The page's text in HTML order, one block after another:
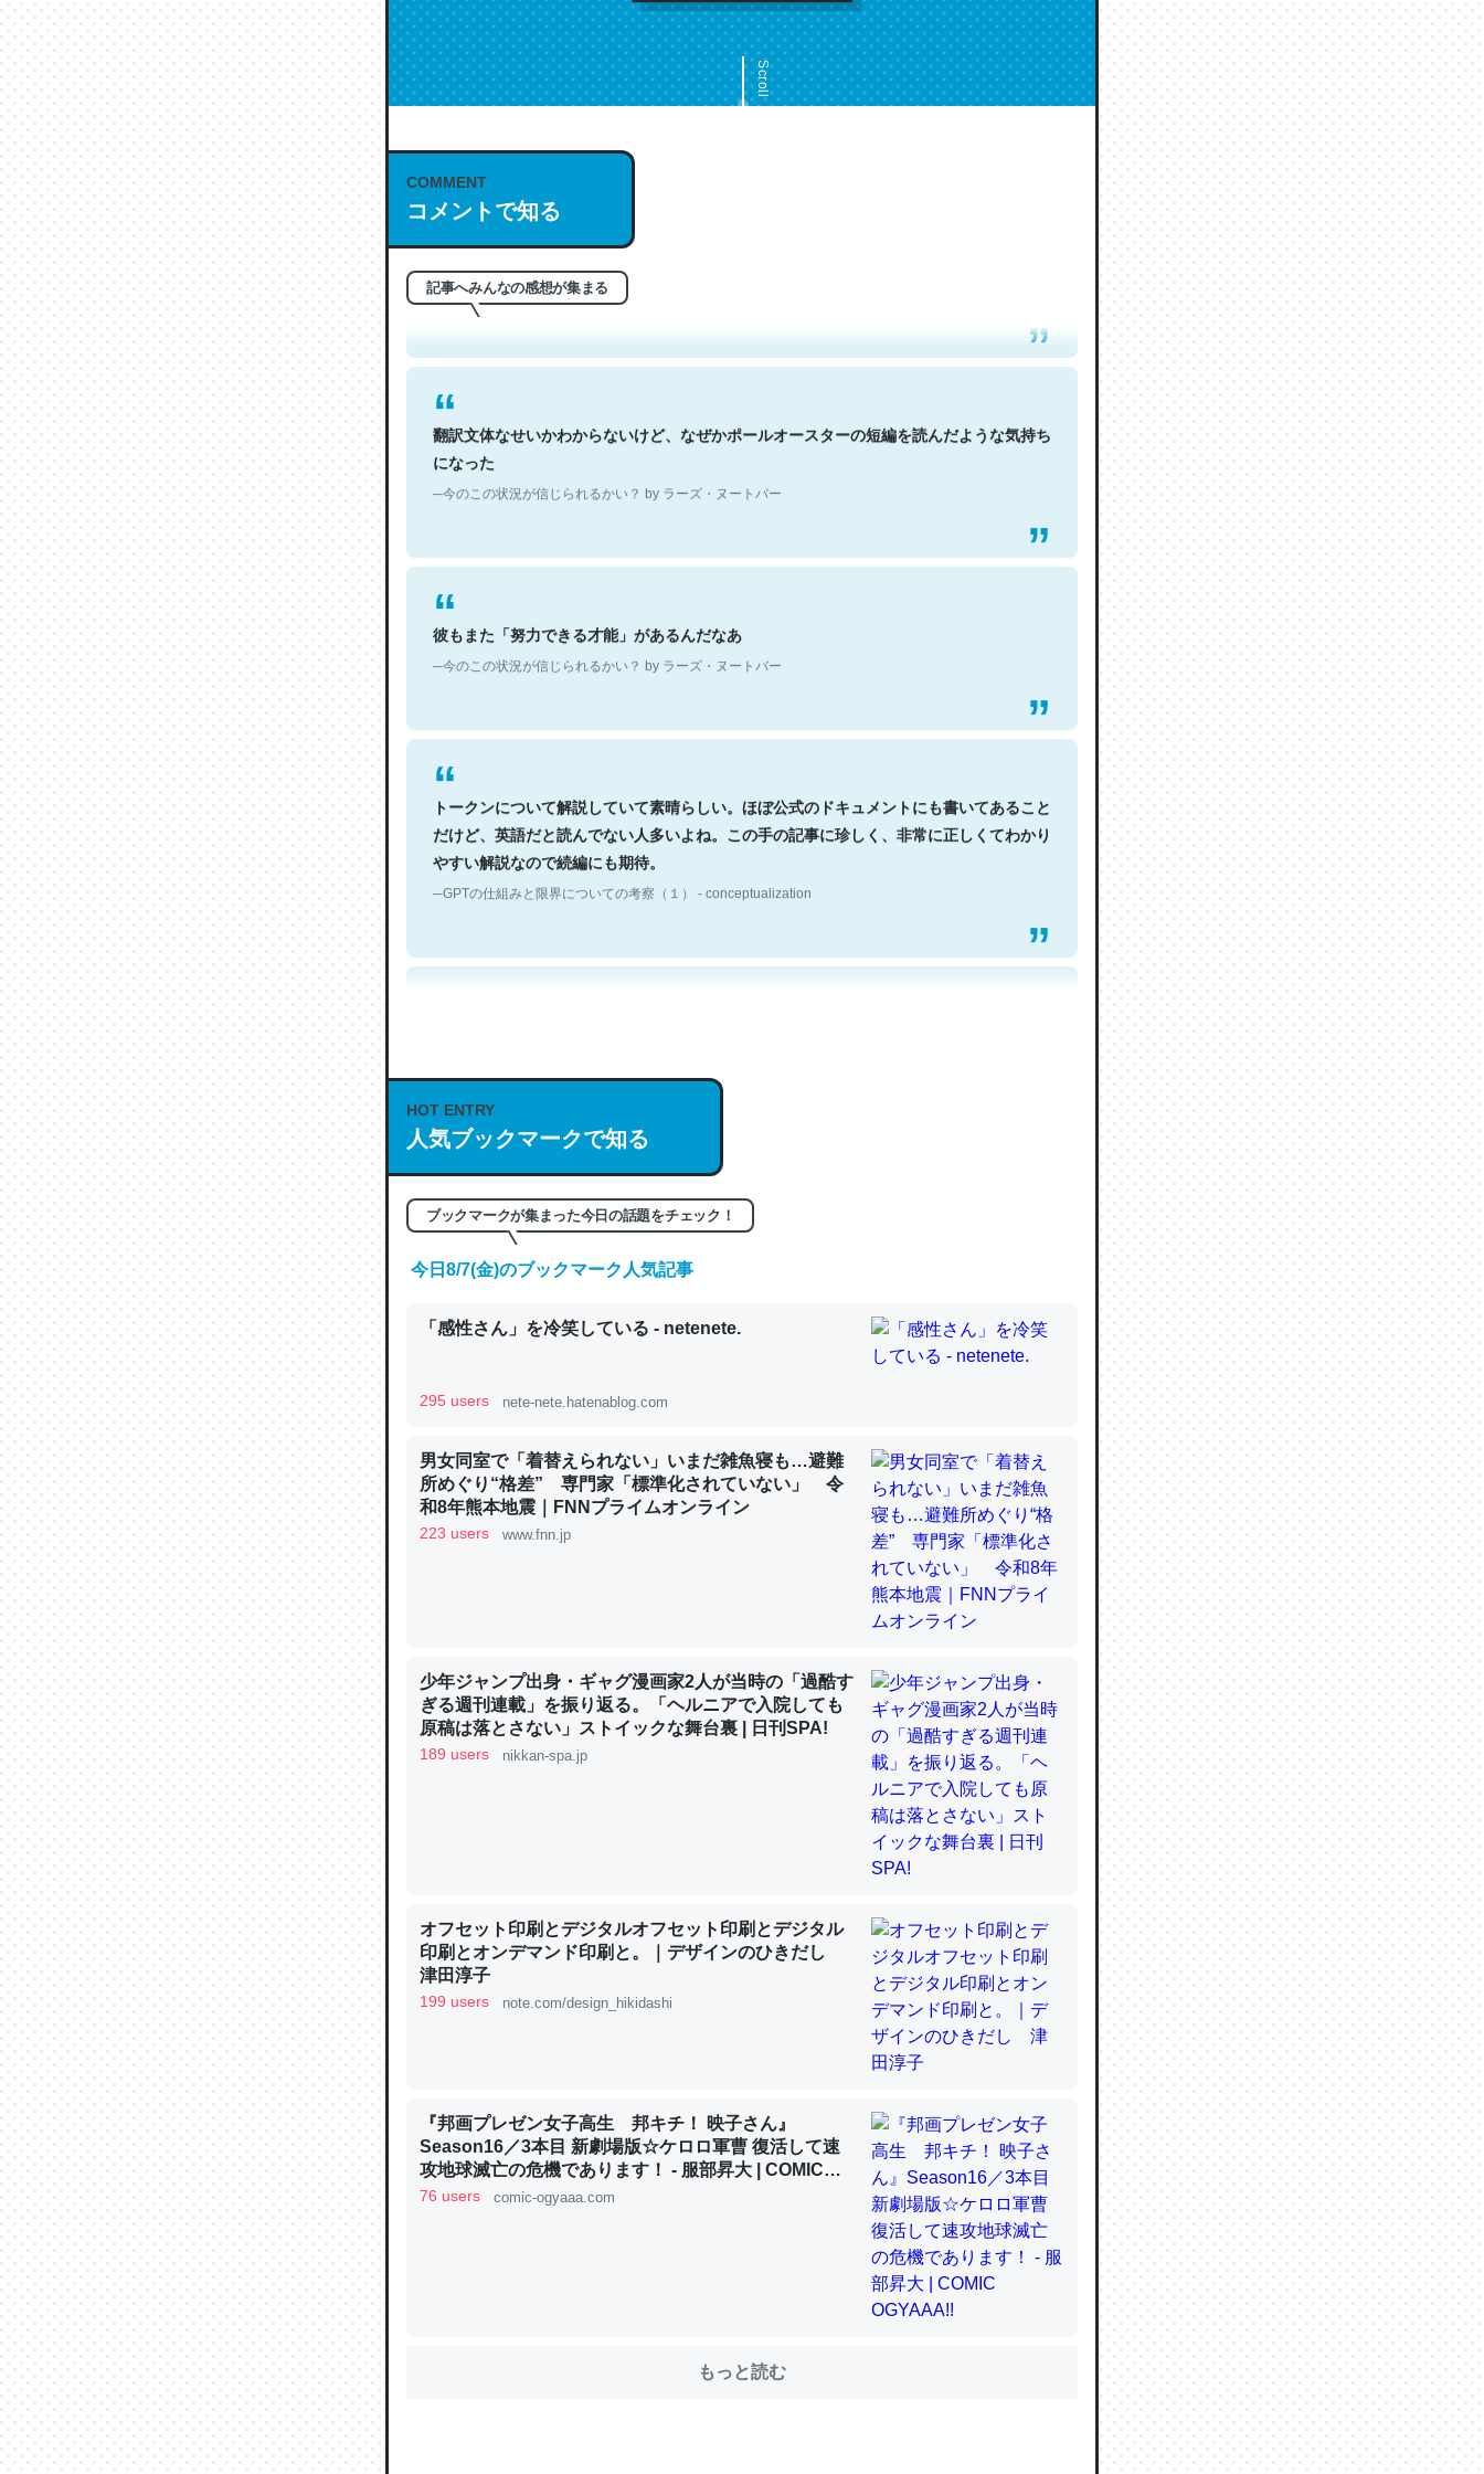
Scroll
COMMENT
コメントで知る
記事へみんなの感想が集まる
これは名文。彼はとてもクレバーなんだろうなと凄く思う。英語少しでも読める人は原文
もお勧め。自分はこの流れ好き。Let’s Fucking Go. Then Covid hit. Shit.
─今のこの状況が信じられるかい？ by ラーズ・ヌートバー
翻訳文体なせいかわからないけど、なぜかポールオースターの短編を読んだような気持ち
になった
─今のこの状況が信じられるかい？ by ラーズ・ヌートバー
彼もまた「努力できる才能」があるんだなあ
─今のこの状況が信じられるかい？ by ラーズ・ヌートバー
トークンについて解説していて素晴らしい。ほぼ公式のドキュメントにも書いてあること
だけど、英語だと読んでない人多いよね。この手の記事に珍しく、非常に正しくてわかり
やすい解説なので続編にも期待。
─GPTの仕組みと限界についての考察（１） - conceptualization
これは良記事。32768トークンだと英語小説100ページ分くらい。小説でいう「ずっと前
の伏線」は回収されないけど、短期記憶というには多い分量。進化すればするほど分かり
やすく強くなりそう
の600分の1程度。
─ニュース :: 【研究発表】昆虫学の大問題＝「昆虫はなぜ海にいないのか」に関する新仮説
チンを強化してる筈だが、酵素が違うのか？
─ニュース :: 【研究発表】昆虫学の大問題＝「昆虫はなぜ海にいないのか」に関する新仮説
これを元に考えるとカルシウムを大量に使う脊椎動物と貝類は苦労してるんだな…。腹足
─ニュース :: 【研究発表】昆虫学の大問題＝「昆虫はなぜ海にいないのか」に関する新仮説
ウチもEchoを実家に置いて４年。でたまに覗いてる。ぼちぼちRingも置こうかと画策
れ見て生きてるなって分かる。
─たまにLINEするくらいだった遠方の父67歳と僕。ITツール導入でコミュニケーションが劇的に変化し
た｜tayorini by LIFULL介護
ちょうど同じ理由でEcho Show 8を設定中でした。PrimeとかSpotifyを支払う孝行もで
を実質100倍以上に伸ばす効果があるはず……
HOT ENTRY
人気ブックマークで知る
ブックマークが集まった今日の話題をチェック！
今日8/7(金)のブックマーク人気記事
「感性さん」を冷笑している - netenete.
295 users nete-nete.hatenablog.com
男女同室で「着替えられない」いまだ雑魚寝も…避難
所めぐり“格差” 専門家「標準化されていない」 令
和8年熊本地震｜FNNプライムオンライン
223 users www.fnn.jp
少年ジャンプ出身・ギャグ漫画家2人が当時の「過酷す
ぎる週刊連載」を振り返る。「ヘルニアで入院しても
原稿は落とさない」ストイックな舞台裏 | 日刊SPA!
189 users nikkan-spa.jp
オフセット印刷とデジタルオフセット印刷とデジタル
印刷とオンデマンド印刷と。｜デザインのひきだし
津田淳子
199 users note.com/design_hikidashi
『邦画プレゼン女子高生 邦キチ！ 映子さん』
Season16／3本目 新劇場版☆ケロロ軍曹 復活して速
攻地球滅亡の危機であります！ - 服部昇大 | COMIC
OGYAAA!!
76 users comic-ogyaaa.com
もっと読む